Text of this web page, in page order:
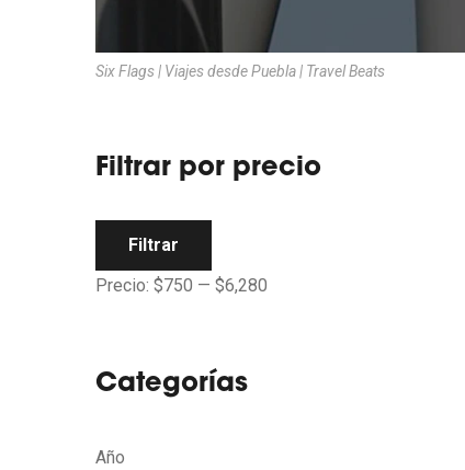
Six Flags | Viajes desde Puebla | Travel Beats
Filtrar por precio
Filtrar
Precio: $750 — $6,280
Categorías
Año